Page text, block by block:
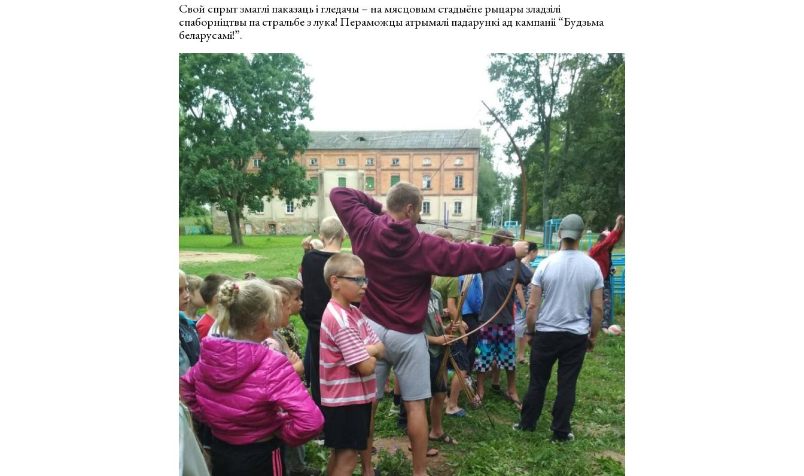
Свой спрыт змаглі паказаць і гледачы – на мясцовым стадыёне рыцары зладзілі
спаборніцтвы па стральбе з лука! Пераможцы атрымалі падарункі ад кампаніі “Будзьма
беларусамі!”.